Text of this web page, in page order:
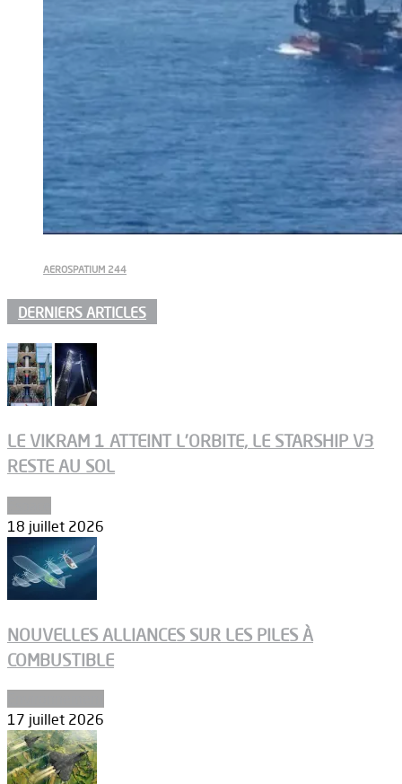
AEROSPATIUM 244
DERNIERS ARTICLES
LE VIKRAM 1 ATTEINT L’ORBITE, LE STARSHIP V3
RESTE AU SOL
18 juillet 2026
NOUVELLES ALLIANCES SUR LES PILES À
COMBUSTIBLE
17 juillet 2026